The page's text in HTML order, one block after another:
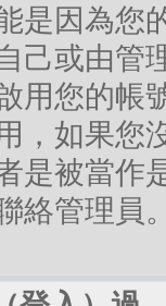
是因為您
己或由管
用您的帳
，如果您
是被當作
絡管理員